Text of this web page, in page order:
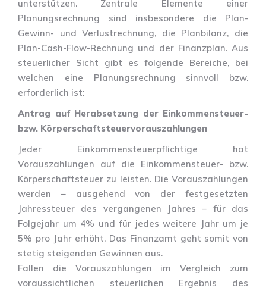
unterstützen. Zentrale Elemente einer
Planungsrechnung sind insbesondere die Plan-
Gewinn- und Verlustrechnung, die Planbilanz, die
Plan-Cash-Flow-Rechnung und der Finanzplan. Aus
steuerlicher Sicht gibt es folgende Bereiche, bei
welchen eine Planungsrechnung sinnvoll bzw.
erforderlich ist:
Antrag auf Herabsetzung der Einkommensteuer-
bzw. Körperschaftsteuervorauszahlungen
Jeder Einkommensteuerpflichtige hat
Vorauszahlungen auf die Einkommensteuer- bzw.
Körperschaftsteuer zu leisten. Die Vorauszahlungen
werden – ausgehend von der festgesetzten
Jahressteuer des vergangenen Jahres – für das
Folgejahr um 4% und für jedes weitere Jahr um je
5% pro Jahr erhöht. Das Finanzamt geht somit von
stetig steigenden Gewinnen aus.
Fallen die Vorauszahlungen im Vergleich zum
voraussichtlichen steuerlichen Ergebnis des